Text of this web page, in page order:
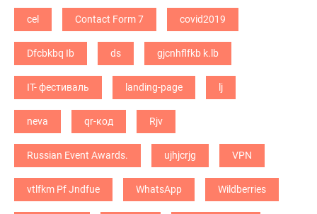
cel Contact Form 7 covid2019
Dfcbkbq Ib ds gjcnhflfkb k.lb
IT- фестиваль landing-page lj
neva qr-код Rjv
Russian Event Awards. ujhjcrjg VPN
vtlfkm Pf Jndfue WhatsApp Wildberries